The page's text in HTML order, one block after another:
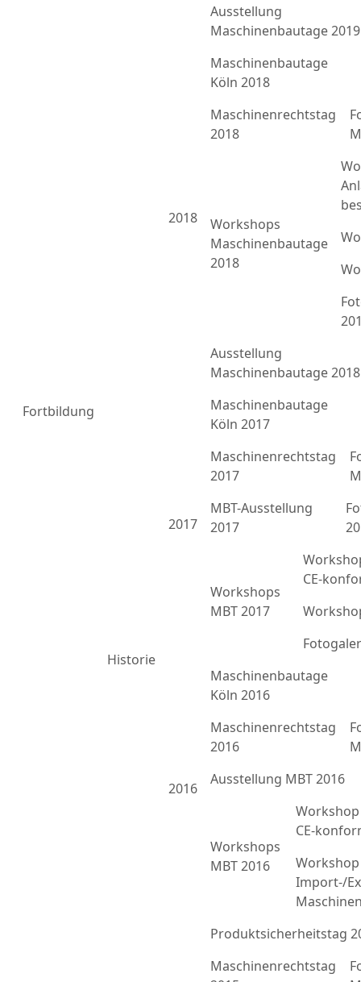
Fortbildung
Historie
Ausstellung
Maschinenbautage 2019
2018
Maschinenbautage
Köln 2018
Maschinenrechtstag
2018
Workshops
Maschinenbautage
2018
Ausstellung
Maschinenbautage 2018
2017
Maschinenbautage
Köln 2017
Maschinenrechtstag
2017
MBT-Ausstellung
2017
Workshops
MBT 2017
CE-
2016
Maschinenbautage
Köln 2016
Maschinenrechtstag
2016
Ausstellung MBT 2016
Workshops
MBT 2016
CE-
Import-/
Produktsicherheitstag
Maschinenrechtstag